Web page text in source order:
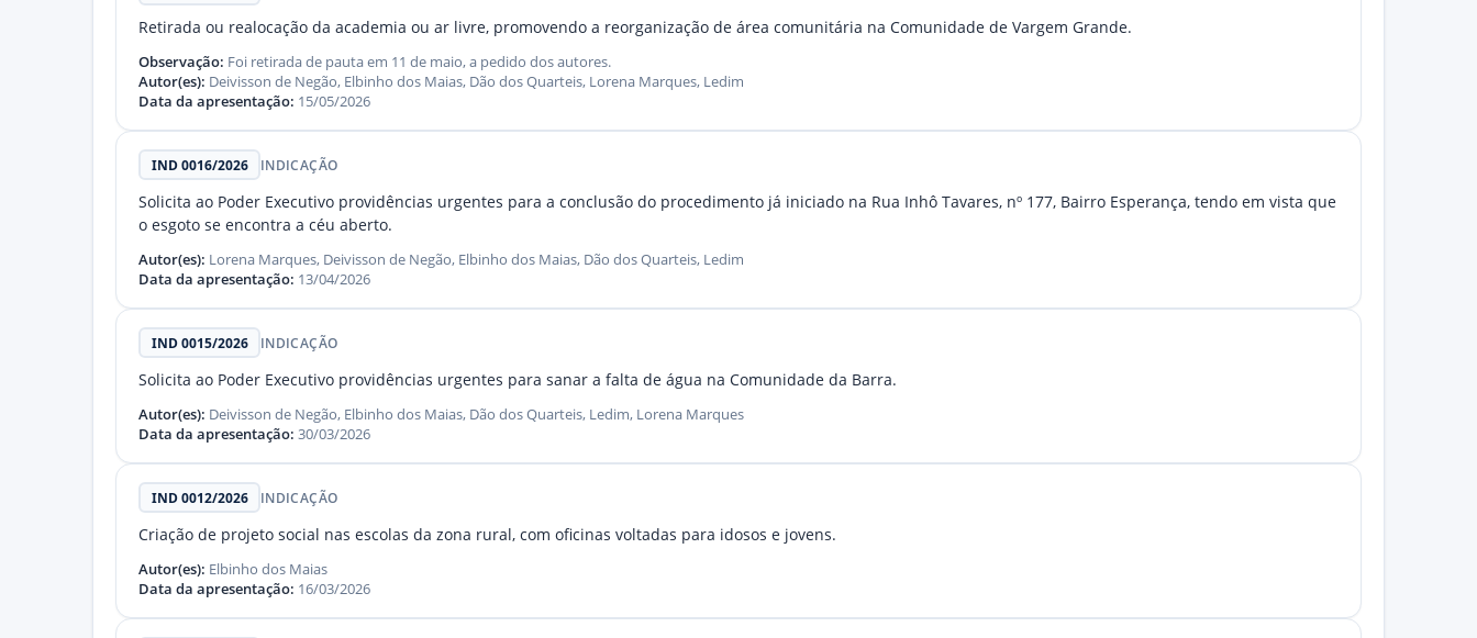
Retirada ou realocação da academia ou ar livre, promovendo a reorganização de área comunitária na Comunidade de Vargem Grande.
Observação: Foi retirada de pauta em 11 de maio, a pedido dos autores.
Autor(es): Deivisson de Negão, Elbinho dos Maias, Dão dos Quarteis, Lorena Marques, Ledim
Data da apresentação: 15/05/2026
IND 0016/2026 INDICAÇÃO
Solicita ao Poder Executivo providências urgentes para a conclusão do procedimento já iniciado na Rua Inhô Tavares, nº 177, Bairro Esperança, tendo em vista que
o esgoto se encontra a céu aberto.
Autor(es): Lorena Marques, Deivisson de Negão, Elbinho dos Maias, Dão dos Quarteis, Ledim
Data da apresentação: 13/04/2026
IND 0015/2026 INDICAÇÃO
Solicita ao Poder Executivo providências urgentes para sanar a falta de água na Comunidade da Barra.
Autor(es): Deivisson de Negão, Elbinho dos Maias, Dão dos Quarteis, Ledim, Lorena Marques
Data da apresentação: 30/03/2026
IND 0012/2026 INDICAÇÃO
Criação de projeto social nas escolas da zona rural, com oficinas voltadas para idosos e jovens.
Autor(es): Elbinho dos Maias
Data da apresentação: 16/03/2026